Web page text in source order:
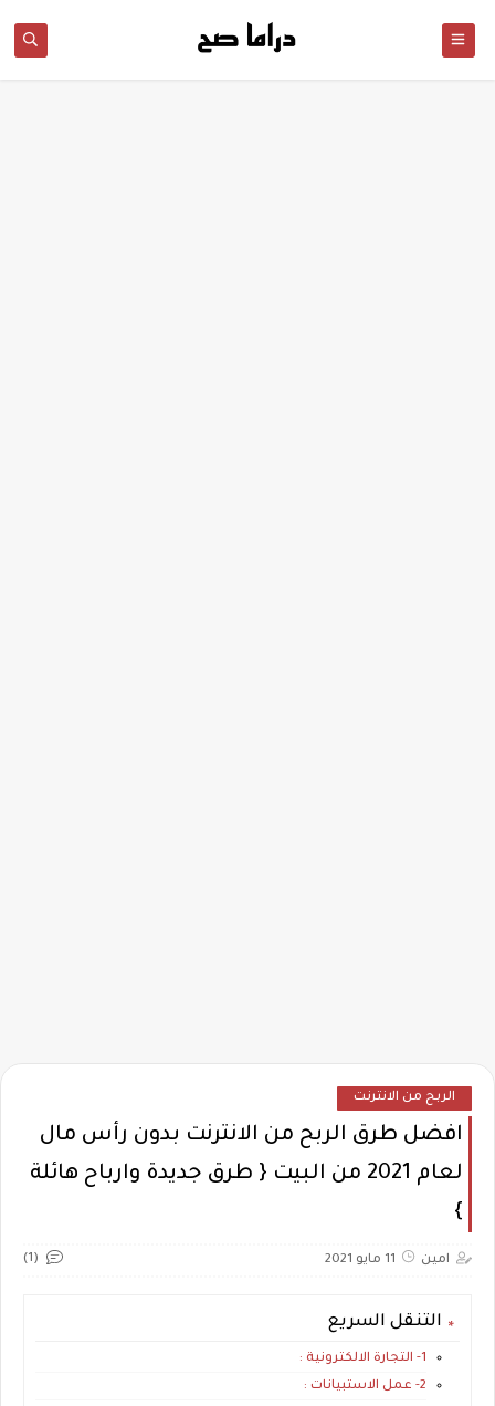
الربح من الانترنت
افضل طرق الربح من الانترنت بدون رأس مال
لعام 2021 من البيت { طرق جديدة وارباح هائلة
}
امين 11 مايو 2021 (1)
التنقل السريع
1- التجارة الالكترونية :
2- عمل الاستبيانات :